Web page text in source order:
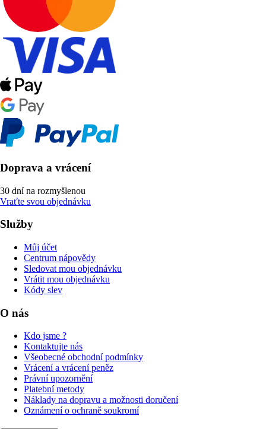
Doprava a vrácení
30 dní na rozmyšlenou
Vraťte svou objednávku
Služby
Můj účet
Centrum nápovědy
Sledovat mou objednávku
Vrátit mou objednávku
Kódy slev
O nás
Kdo jsme ?
Kontaktujte nás
Všeobecné obchodní podmínky
Vrácení a vrácení peněz
Právní upozornění
Platební metody
Náklady na dopravu a možnosti doručení
Oznámení o ochraně soukromí